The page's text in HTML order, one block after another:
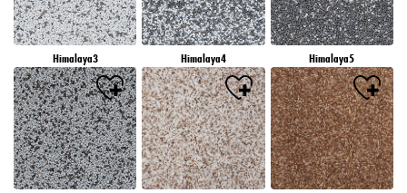
Himalaya3 Himalaya4 Himalaya5